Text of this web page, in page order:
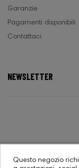
Garanzie
Pagamenti disponibili
Contattaci
NEWSLETTER
Questo negozio